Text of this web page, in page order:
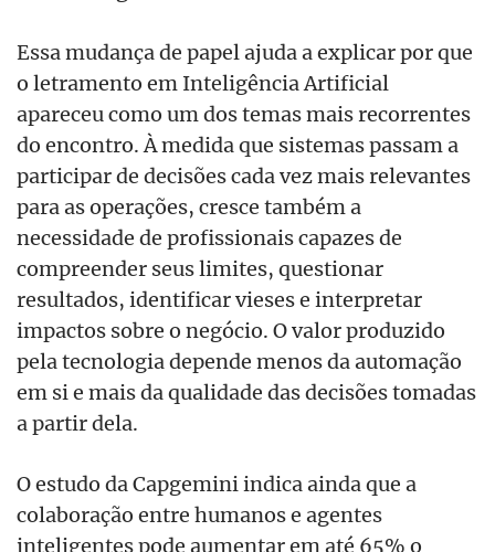
Essa mudança de papel ajuda a explicar por que
o letramento em Inteligência Artificial
apareceu como um dos temas mais recorrentes
do encontro. À medida que sistemas passam a
participar de decisões cada vez mais relevantes
para as operações, cresce também a
necessidade de profissionais capazes de
compreender seus limites, questionar
resultados, identificar vieses e interpretar
impactos sobre o negócio. O valor produzido
pela tecnologia depende menos da automação
em si e mais da qualidade das decisões tomadas
a partir dela.
O estudo da Capgemini indica ainda que a
colaboração entre humanos e agentes
inteligentes pode aumentar em até 65% o